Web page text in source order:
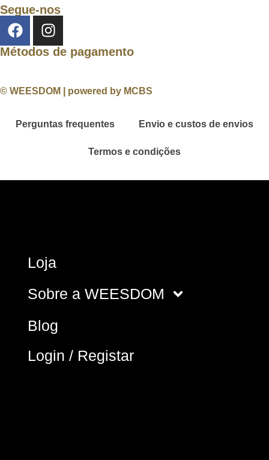
Segue-nos
Métodos de pagamento
© WEESDOM | powered by MCBS
Perguntas frequentes Envio e custos de envios
Termos e condições
Loja
Sobre a WEESDOM
Blog
Login / Registar